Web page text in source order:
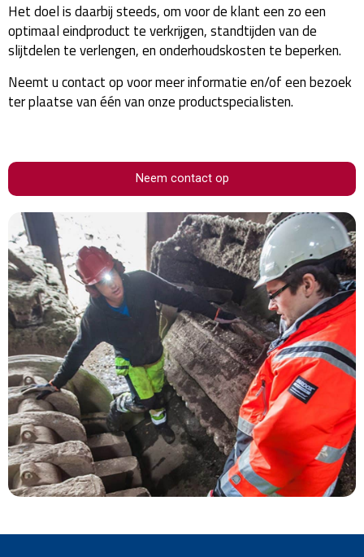
Het doel is daarbij steeds, om voor de klant een zo een
optimaal eindproduct te verkrijgen, standtijden van de
slijtdelen te verlengen, en onderhoudskosten te beperken.
Neemt u contact op voor meer informatie en/of een bezoek
ter plaatse van één van onze productspecialisten.
Neem contact op